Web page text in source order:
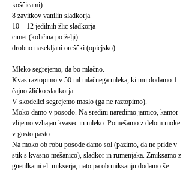
koščicami)
8 zavitkov vanilin sladkorja
10 – 12 jedilnih žlic sladkorja
cimet (količina po želji)
drobno nasekljani oreščki (opicjsko)
Mleko segrejemo, da bo mlačno.
Kvas raztopimo v 50 ml mlačnega mleka, ki mu dodamo 1
čajno žličko sladkorja.
V skodelici segrejemo maslo (ga ne raztopimo).
Moko damo v posodo. Na sredini naredimo jamico, kamor
vlijemo vzhajan kvasec in mleko. Pomešamo z delom moke
v gosto pasto.
Na moko ob robu posode damo sol (pazimo, da ne pride v
stik s kvasno mešanico), sladkor in rumenjaka. Zmiksamo z
gnetilkami el. mikserja, nato pa ob miksanju dodamo še